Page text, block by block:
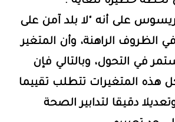
على أنه "لا بلد آمن على
الظروف الراهنة، وأن المتغير
في التحول، وبالتالي فإن
هذه المتغيرات تتطلب تقييما
دقيقا لتدابير الصحة